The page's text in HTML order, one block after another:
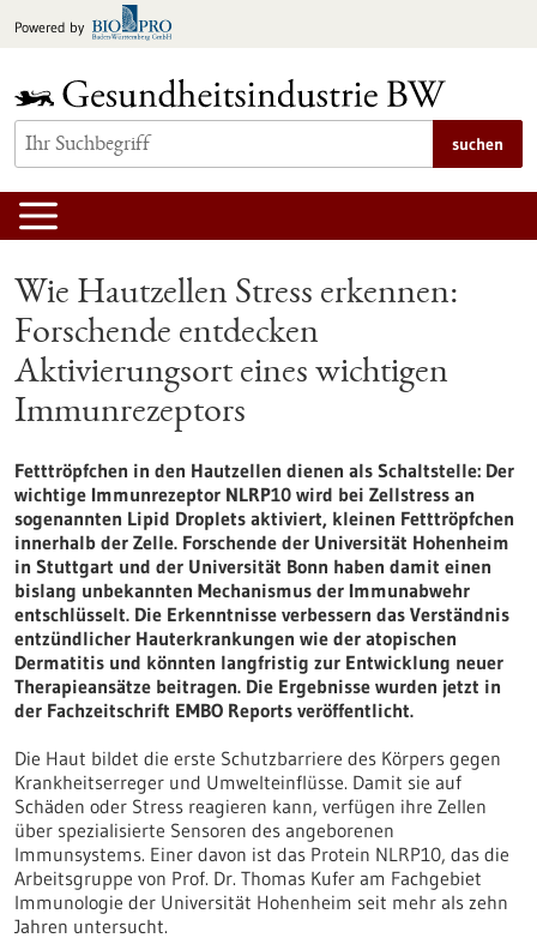
Inhalt
Powered by
suchen
Wie Hautzellen Stress erkennen:
Forschende entdecken
Aktivierungsort eines wichtigen
Immunrezeptors
Fetttröpfchen in den Hautzellen dienen als Schaltstelle: Der
wichtige Immunrezeptor NLRP10 wird bei Zellstress an
sogenannten Lipid Droplets aktiviert, kleinen Fetttröpfchen
innerhalb der Zelle. Forschende der Universität Hohenheim
in Stuttgart und der Universität Bonn haben damit einen
bislang unbekannten Mechanismus der Immunabwehr
entschlüsselt. Die Erkenntnisse verbessern das Verständnis
entzündlicher Hauterkrankungen wie der atopischen
Dermatitis und könnten langfristig zur Entwicklung neuer
Therapieansätze beitragen. Die Ergebnisse wurden jetzt in
der Fachzeitschrift EMBO Reports veröffentlicht.
Die Haut bildet die erste Schutzbarriere des Körpers gegen
Krankheitserreger und Umwelteinflüsse. Damit sie auf
Schäden oder Stress reagieren kann, verfügen ihre Zellen
über spezialisierte Sensoren des angeborenen
Immunsystems. Einer davon ist das Protein NLRP10, das die
Arbeitsgruppe von Prof. Dr. Thomas Kufer am Fachgebiet
Immunologie der Universität Hohenheim seit mehr als zehn
Jahren untersucht.